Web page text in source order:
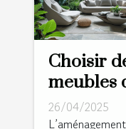
Choisir
meubles
jardin
durables
26/04/2025